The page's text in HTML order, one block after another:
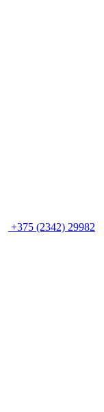
+375 (2342) 29982